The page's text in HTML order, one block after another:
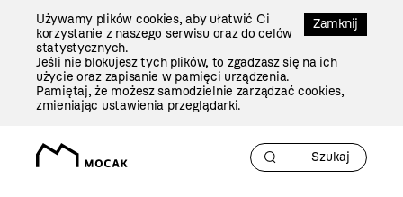
Zamknij
Używamy plików cookies, aby ułatwić Ci
korzystanie z naszego serwisu oraz do celów
statystycznych.
Jeśli nie blokujesz tych plików, to zgadzasz się na ich
użycie oraz zapisanie w pamięci urządzenia.
Pamiętaj, że możesz samodzielnie zarządzać cookies,
zmieniając ustawienia przeglądarki.